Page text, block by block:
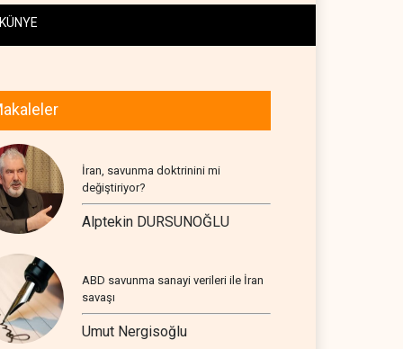
KÜNYE
İran, savunma doktrinini mi
değiştiriyor?
Alptekin DURSUNOĞLU
ABD savunma sanayi verileri ile İran
savaşı
Umut Nergisoğlu